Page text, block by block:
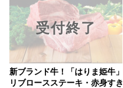
受付終了
新ブランド牛！「はりま姫牛」
リブロースステーキ・赤身すき